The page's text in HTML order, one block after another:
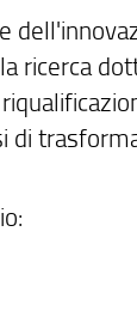
ricerca
di